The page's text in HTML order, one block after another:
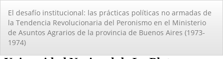
los
detalles
del
artículo
El desafí­o institucional: las prácticas polí­ticas no armadas de
la Tendencia Revolucionaria del Peronismo en el Ministerio
de Asuntos Agrarios de la provincia de Buenos Aires (1973-
1974)